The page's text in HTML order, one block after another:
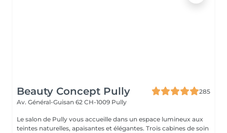
Beauty Concept Pully
285
Av. Général-Guisan 62 CH-1009 Pully
Le salon de Pully vous accueille dans un espace lumineux aux
teintes naturelles, apaisantes et élégantes. Trois cabines de soin